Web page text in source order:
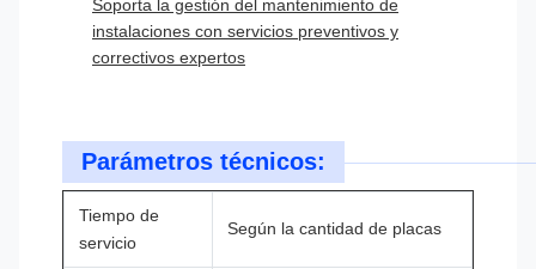
Soporta la gestión del mantenimiento de
instalaciones con servicios preventivos y
correctivos expertos
Parámetros técnicos:
Tiempo de
servicio
Según la cantidad de placas